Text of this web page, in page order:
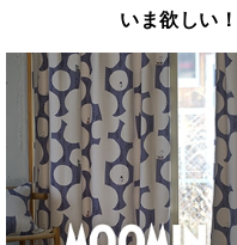
いま欲しい